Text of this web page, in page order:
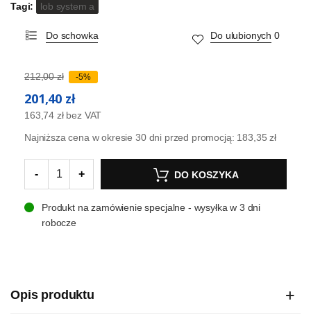
Tagi: lob system a
Do schowka Do ulubionych 0
212,00 zł -5%
201,40 zł
163,74 zł bez VAT
Najniższa cena w okresie 30 dni przed promocją: 183,35 zł
- + DO KOSZYKA
Produkt na zamówienie specjalne - wysyłka w 3 dni
robocze
Opis produktu